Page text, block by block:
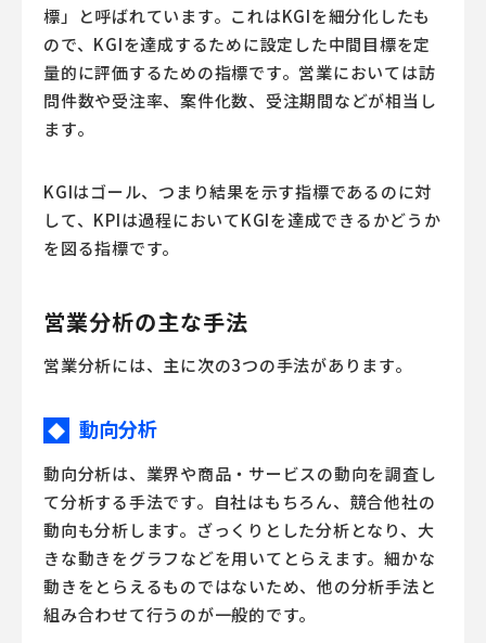
標」と呼ばれています。これはKGIを細分化したも
ので、KGIを達成するために設定した中間目標を定
量的に評価するための指標です。営業においては訪
問件数や受注率、案件化数、受注期間などが相当し
ます。
KGIはゴール、つまり結果を示す指標であるのに対
して、KPIは過程においてKGIを達成できるかどうか
を図る指標です。
営業分析の主な手法
営業分析には、主に次の3つの手法があります。
◆ 動向分析
動向分析は、業界や商品・サービスの動向を調査し
て分析する手法です。自社はもちろん、競合他社の
動向も分析します。ざっくりとした分析となり、大
きな動きをグラフなどを用いてとらえます。細かな
動きをとらえるものではないため、他の分析手法と
組み合わせて行うのが一般的です。